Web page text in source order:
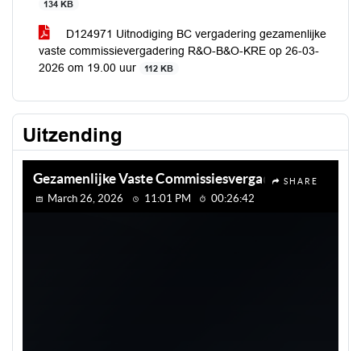
134 KB
D124971 Uitnodiging BC vergadering gezamenlijke
vaste commissievergadering R&O-B&O-KRE op 26-03-
2026 om 19.00 uur
112 KB
Uitzending